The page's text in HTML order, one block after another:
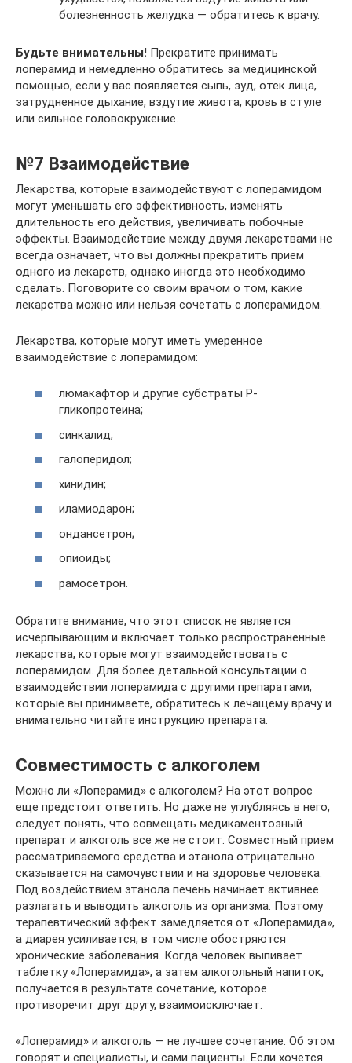
болезненность желудка — обратитесь к врачу.
Будьте внимательны! Прекратите принимать
лоперамид и немедленно обратитесь за медицинской
помощью, если у вас появляется сыпь, зуд, отек лица,
затрудненное дыхание, вздутие живота, кровь в стуле
или сильное головокружение.
№7 Взаимодействие
Лекарства, которые взаимодействуют с лоперамидом
могут уменьшать его эффективность, изменять
длительность его действия, увеличивать побочные
эффекты. Взаимодействие между двумя лекарствами не
всегда означает, что вы должны прекратить прием
одного из лекарств, однако иногда это необходимо
сделать. Поговорите со своим врачом о том, какие
лекарства можно или нельзя сочетать с лоперамидом.
Лекарства, которые могут иметь умеренное
взаимодействие с лоперамидом:
люмакафтор и другие субстраты P-
гликопротеина;
синкалид;
галоперидол;
хинидин;
иламиодарон;
ондансетрон;
опиоиды;
рамосетрон.
Обратите внимание, что этот список не является
исчерпывающим и включает только распространенные
лекарства, которые могут взаимодействовать с
лоперамидом. Для более детальной консультации о
взаимодействии лоперамида с другими препаратами,
которые вы принимаете, обратитесь к лечащему врачу и
внимательно читайте инструкцию препарата.
Совместимость с алкоголем
Можно ли «Лоперамид» с алкоголем? На этот вопрос
еще предстоит ответить. Но даже не углубляясь в него,
следует понять, что совмещать медикаментозный
препарат и алкоголь все же не стоит. Совместный прием
рассматриваемого средства и этанола отрицательно
сказывается на самочувствии и на здоровье человека.
Под воздействием этанола печень начинает активнее
разлагать и выводить алкоголь из организма. Поэтому
терапевтический эффект замедляется от «Лоперамида»,
а диарея усиливается, в том числе обостряются
хронические заболевания. Когда человек выпивает
таблетку «Лоперамида», а затем алкогольный напиток,
получается в результате сочетание, которое
противоречит друг другу, взаимоисключает.
«Лоперамид» и алкоголь — не лучшее сочетание. Об этом
говорят и специалисты, и сами пациенты. Если хочется